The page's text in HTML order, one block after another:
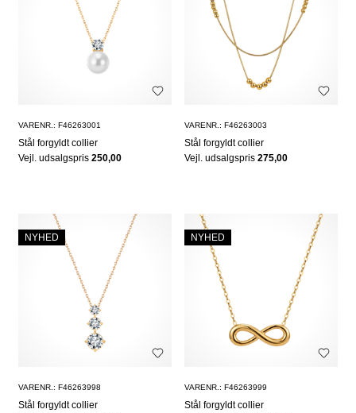
VARENR.: F46263001
Stål forgyldt collier
Vejl. udsalgspris 250,00
VARENR.: F46263003
Stål forgyldt collier
Vejl. udsalgspris275,00
NYHED
VARENR.: F46263998
Stål forgyldt collier
NYHED
VARENR.: F46263999
Stål forgyldt collier